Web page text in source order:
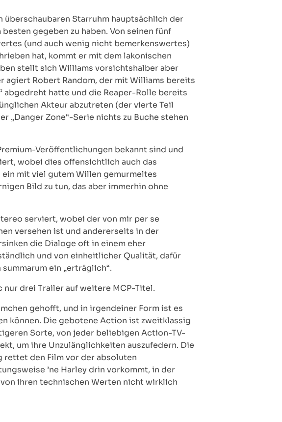
Starruhm hauptsächlich der
gegeben zu haben. Von seinen fünf
(und auch wenig nicht bemerkenswertes)
hat, kommt er mit dem lakonischen
stellt sich Williams vorsichtshalber aber
agiert Robert Random, der mit Williams bereits
abgedreht hatte und die Reaper-Rolle bereits
Akteur abzutreten (der vierte Teil
„Danger Zone“-Serie nichts zu Buche stehen
Veröffentlichungen bekannt sind und
wobei dies offensichtlich auch das
mit viel gutem Willen gemurmeltes
Bild zu tun, das aber immerhin ohne
serviert, wobei der von mir per se
versehen ist und andererseits in der
die Dialoge oft in einem eher
und von einheitlicher Qualität, dafür
ein „erträglich“.
drei Trailer auf weitere MCP-Titel.
gehofft, und in irgendeiner Form ist es
können. Die gebotene Action ist zweitklassig
Sorte, von jeder beliebigen Action-TV-
um ihre Unzulänglichkeiten auszufedern. Die
den Film vor der absoluten
’ne Harley drin vorkommt, in der
von ihren technischen Werten nicht wirklich